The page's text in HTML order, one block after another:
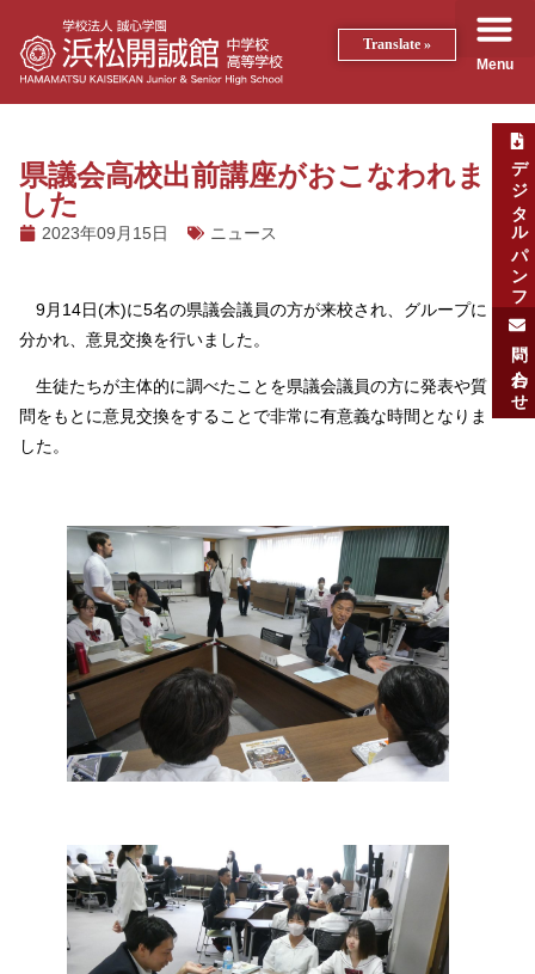
Menu
デジタルパンフ
問い合わせ
県議会高校出前講座がおこなわれま
した
2023年09月15日 ニュース
9月14日(木)に5名の県議会議員の方が来校され、グループに
分かれ、意見交換を行いました。
生徒たちが主体的に調べたことを県議会議員の方に発表や質
問をもとに意見交換をすることで非常に有意義な時間となりま
した。
Translate »